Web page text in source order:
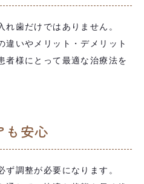
歯だけではありません。
違いやメリット・デメリット
者様にとって最適な治療法を
も安心
ず調整が必要になります。